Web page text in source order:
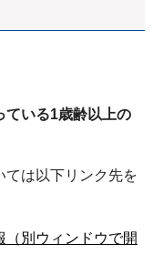
ている1歳齢以上の
ては以下リンク先を
別ウィンドウで開